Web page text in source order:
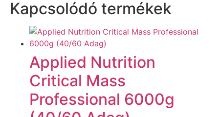
Kapcsolódó termékek
Applied Nutrition
Critical Mass
Professional 6000g